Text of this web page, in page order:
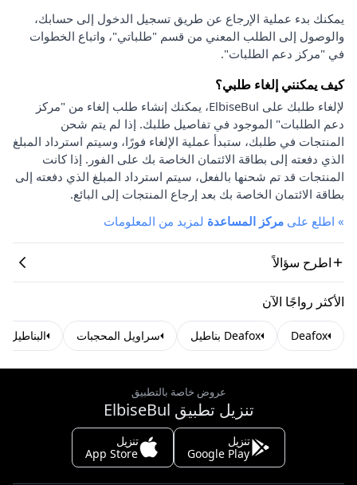
يمكنك بدء عملية الإرجاع عن طريق تسجيل الدخول إلى حسابك،
والوصول إلى الطلب المعني من قسم "طلباتي"، واتباع الخطوات
في "مركز دعم الطلبات".
كيف يمكنني إلغاء طلبي؟
لإلغاء طلبك على ElbiseBul، يمكنك إنشاء طلب إلغاء من "مركز
دعم الطلبات" الموجود في تفاصيل طلبك. إذا لم يتم شحن
المنتجات في طلبك، ستبدأ عملية الإلغاء فورًا، وسيتم استرداد المبلغ
الذي دفعته إلى بطاقة الائتمان الخاصة بك على الفور. إذا كانت
المنتجات قد تم شحنها بالفعل، سيتم استرداد المبلغ الذي دفعته إلى
بطاقة الائتمان الخاصة بك بعد إرجاع المنتجات إلى البائع.
» اطلع على مركز المساعدة لمزيد من المعلومات
اطرح سؤالاً
الأكثر رواجًا الآن
Deafox Deafox بناطيل سراويل المحجبات البناطيل
عروض خاصة بالتطبيق
تنزيل تطبيق ElbiseBul
تنزيل
Google Play
تنزيل
App Store